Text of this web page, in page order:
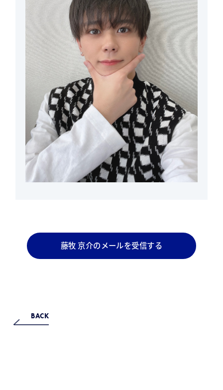
藤牧 京介のメールを受信する
BACK